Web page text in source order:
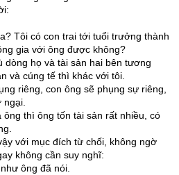
Tôi có con trai tới tuổi trưởng thành
gia với ông được không?
dòng họ và tài sản hai bên tương
và cúng tế thì khác với tôi.
riêng, con ông sẽ phụng sự riêng,
thì ông tốn tài sản rất nhiều, có
với mục đích từ chối, không ngờ
không cần suy nghĩ:
ông đã nói.